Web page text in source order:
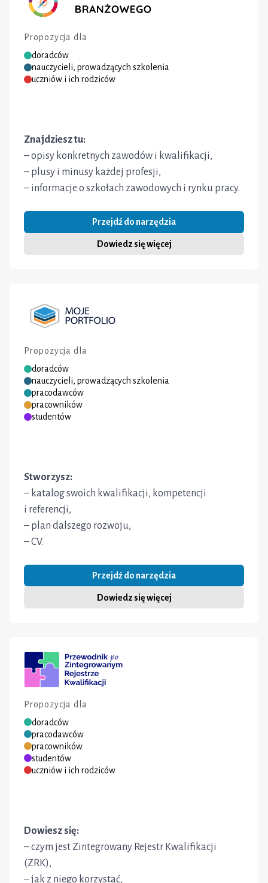
Propozycja dla
doradców
nauczycieli, prowadzących szkolenia
uczniów i ich rodziców
Znajdziesz tu:
– opisy konkretnych zawodów i kwalifikacji,
– plusy i minusy każdej profesji,
– informacje o szkołach zawodowych i rynku pracy.
Przejdź do narzędzia
Dowiedz się więcej
Propozycja dla
doradców
nauczycieli, prowadzących szkolenia
pracodawców
pracowników
studentów
Stworzysz:
– katalog swoich kwalifikacji, kompetencji
i referencji,
– plan dalszego rozwoju,
– CV.
Przejdź do narzędzia
Dowiedz się więcej
Propozycja dla
doradców
pracodawców
pracowników
studentów
uczniów i ich rodziców
Dowiesz się:
– czym jest Zintegrowany Rejestr Kwalifikacji
(ZRK),
– jak z niego korzystać,